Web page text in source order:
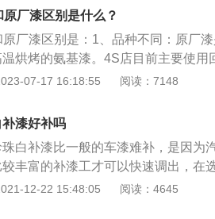
等地方粘上了油烟颗粒物等等，如果
渗透到车漆里面。
厂漆区别是什么？
厂漆区别是：1、品种不同：原厂
烘烤的氨基漆。4S店目前主要使用
、修复层面不同：4s店能够做到原
、色漆层和清漆层。3、寿命不同：
效果主要看调漆、喷漆环境、工人的
杂的车漆用颜色代码，加电脑分析
一点地调试，调漆不可能与原厂车漆
07-17 16:18:55 阅读：7148
漆好补吗
白补漆比一般的车漆难补，是因为
丰富的补漆工才可以快速调出，在
效果才更契合原有车漆。汽车的油
12-22 15:48:05 阅读：4645